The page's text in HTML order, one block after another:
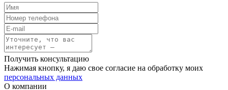
Получить консультацию
Нажимая кнопку, я даю свое согласие на обработку моих
персональных данных
О компании